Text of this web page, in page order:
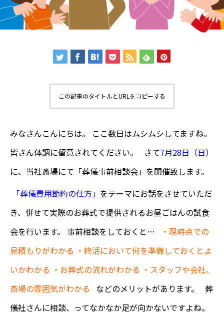
この記事のタイトルとURLをコピーする
みなさんこんにちは。 ここ数日はムシムシしてますね。
皆さん体調に留意されてください。 さて7月28日（日）
に、当社斎場にて「葬儀事前相談会」を開催致します。
「葬儀費用節約の仕方」 をテーマにお話をさせていただ
き、併せて実際のお葬式で提供されるお昼ごはんの試食
会を行います。 事前相談をしておくと…
・現時点での
見積もりがわかる ・終活において何を準備しておくとよ
いかわかる ・お葬式の流れがわかる ・スタッフや会社、
斎場の雰囲気がわかる などのメリットがあります。 葬
儀社さんに相談、ってなかなか足が向かないですよね。